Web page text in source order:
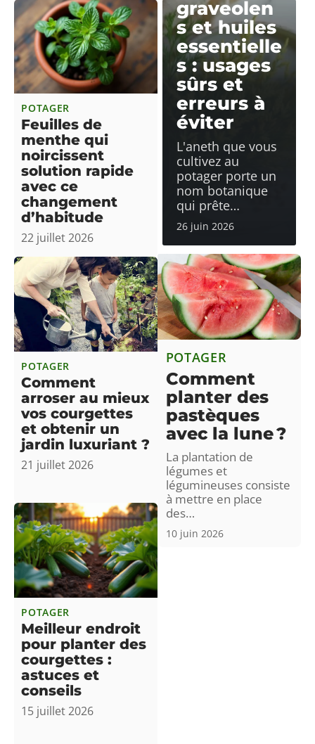
POTAGER
Feuilles de
menthe qui
noircissent
solution rapide
avec ce
changement
d’habitude
22 juillet 2026
POTAGER
Comment
arroser au mieux
vos courgettes
et obtenir un
jardin luxuriant ?
21 juillet 2026
POTAGER
Meilleur endroit
pour planter des
courgettes :
astuces et
conseils
15 juillet 2026
graveolen
s et huiles
essentielle
s : usages
sûrs et
erreurs à
éviter
L'aneth que vous
cultivez au
potager porte un
nom botanique
qui prête…
26 juin 2026
POTAGER
Comment
planter des
pastèques
avec la lune ?
La plantation de
légumes et
légumineuses consiste
à mettre en place
des…
10 juin 2026